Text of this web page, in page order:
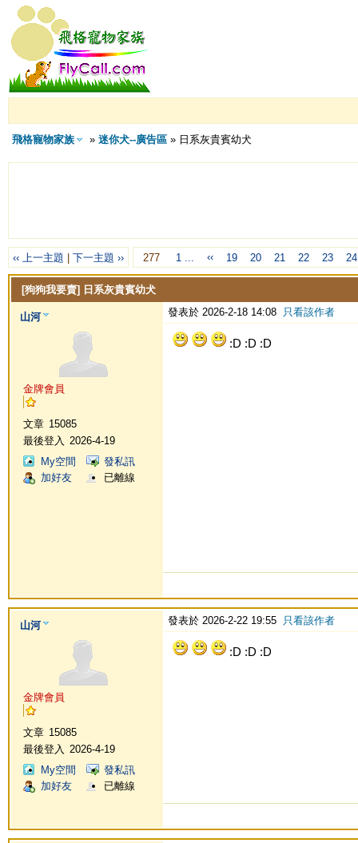
飛格寵物家族 » 迷你犬--廣告區» 日系灰貴賓幼犬
‹‹ 上一主題 下一主題 ›› 277 1 ... ‹‹ 19 20 21 22 23 24
[狗狗我要賣] 日系灰貴賓幼犬
山河
金牌會員
文章 15085
最後登入
2026-4-19
My空間
發私訊
加好友
已離線
發表於 2026-2-18 14:08 只看該作者
:D :D :D
山河
金牌會員
文章 15085
最後登入
2026-4-19
My空間
發私訊
加好友
已離線
發表於 2026-2-22 19:55 只看該作者
:D :D :D